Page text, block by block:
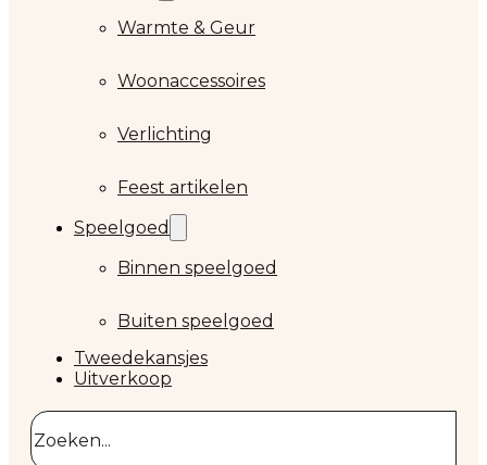
Warmte & Geur
Woonaccessoires
Verlichting
Feest artikelen
Speelgoed
Binnen speelgoed
Buiten speelgoed
Tweedekansjes
Uitverkoop
Zoeken